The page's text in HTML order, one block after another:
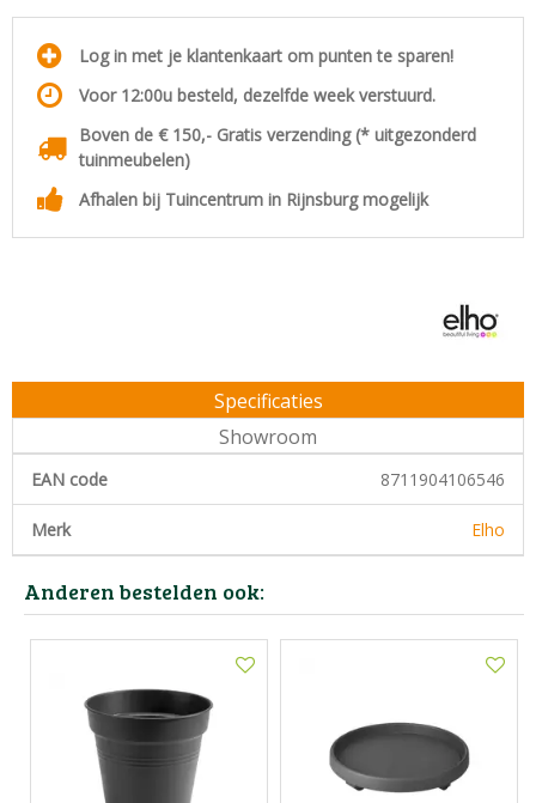
Log in met je klantenkaart om punten te sparen!
Voor 12:00u besteld, dezelfde week verstuurd.
Boven de € 150,- Gratis verzending (* uitgezonderd
tuinmeubelen)
Afhalen bij Tuincentrum in Rijnsburg mogelijk
Specificaties
Showroom
EAN code 8711904106546
Merk Elho
Anderen bestelden ook: